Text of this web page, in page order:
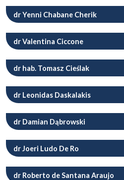
dr Yenni Chabane Cherik
dr Valentina Ciccone
dr hab. Tomasz Cieślak
dr Leonidas Daskalakis
dr Damian Dąbrowski
dr Joeri Ludo De Ro
dr Roberto de Santana Araujo